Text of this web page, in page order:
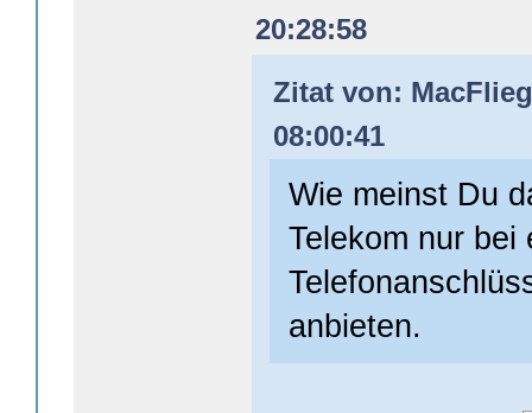
20:28:58
Zitat von:
08:00:41
Wie meinst Du
Telekom nur bei
anbieten.